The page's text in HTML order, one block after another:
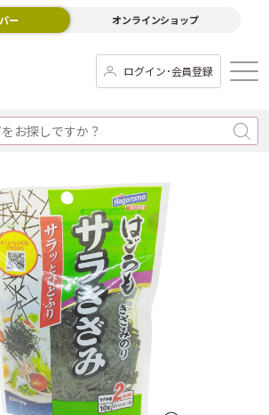
ー オンラインショップ
ログイン･会員登録